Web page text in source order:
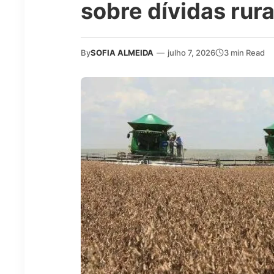
sobre dívidas
BySOFIA ALMEIDA — julho 7, 2026 3 min Read